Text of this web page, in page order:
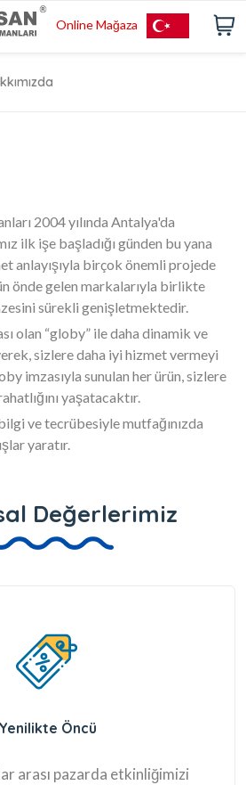
Online Mağaza
2004 yılında Antalya'da
ilk işe başladığı günden bu yana
anlayışıyla birçok önemli projede
önde gelen markalarıyla birlikte
sürekli genişletmektedir.
olan “globy” ile daha dinamik ve
sizlere daha iyi hizmet vermeyi
imzasıyla sunulan her ürün, sizlere
yaşatacaktır.
ve tecrübesiyle mutfağınızda
yaratır.
Değerlerimiz
Yenilikte Öncü
arası pazarda etkinliğimizi